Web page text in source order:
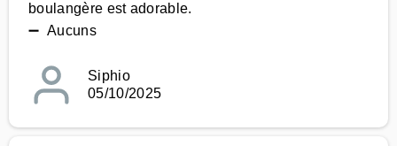
boulangère est adorable.
➖ Aucuns
Siphio
05/10/2025